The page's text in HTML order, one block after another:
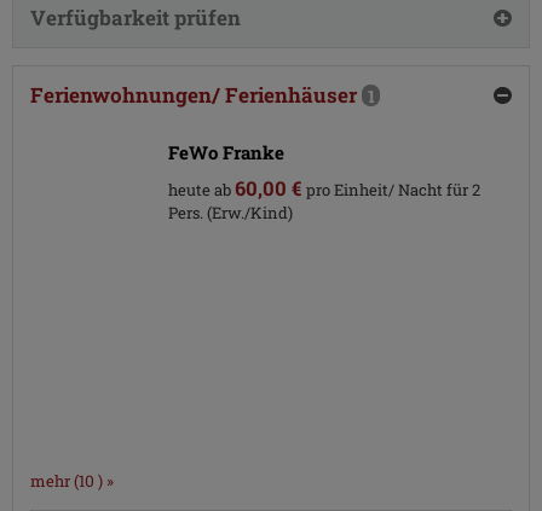
Verfügbarkeit prüfen
Ferienwohnungen/ Ferienhäuser 1
mehr (10 ) »
FeWo Franke
heute ab 60,00 € pro Einheit/ Nacht für 2
Pers. (Erw./Kind)